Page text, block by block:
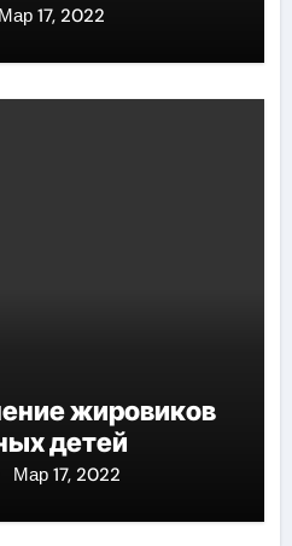
Мар 17, 2022
жировиков
детей
Мар 17, 2022